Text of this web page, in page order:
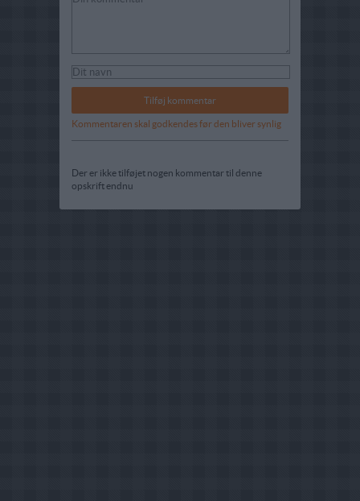
Kommentaren skal godkendes før den bliver synlig
Der er ikke tilføjet nogen kommentar til denne
opskrift endnu